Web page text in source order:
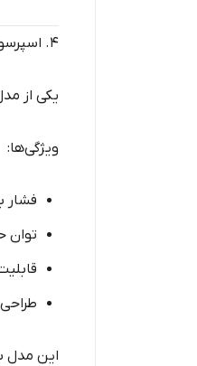
۴. اسپرسوساز مباشی مدل ECM2009
یکی از
ویژگی‌ها:
فشار بخار
توان حدود
این مدل